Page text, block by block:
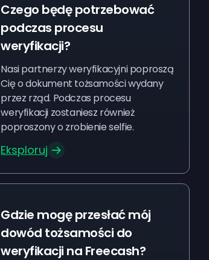
Czego będę potrzebować
podczas procesu
weryfikacji?
Nasi partnerzy weryfikacyjni poproszą
Cię o dokument tożsamości wydany
przez rząd. Podczas procesu
weryfikacji zostaniesz również
poproszony o zrobienie selfie.
Eksploruj
Gdzie mogę przesłać mój
dowód tożsamości do
weryfikacji na Freecash?